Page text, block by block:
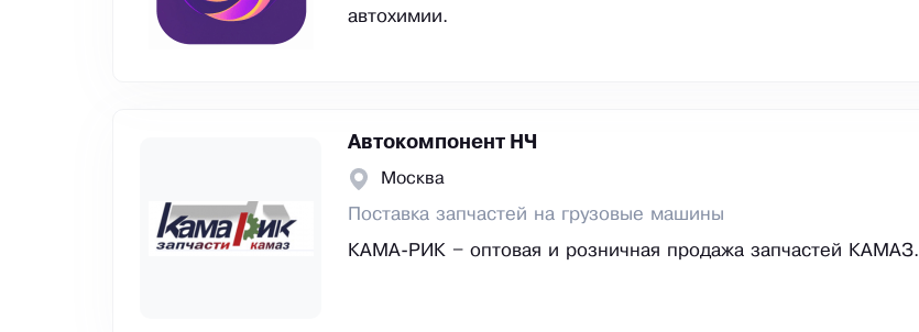
автохимии.
Автокомпонент НЧ
Москва
Поставка запчастей на грузовые машины
КАМА-РИК – оптовая и розничная продажа запчастей КАМАЗ.